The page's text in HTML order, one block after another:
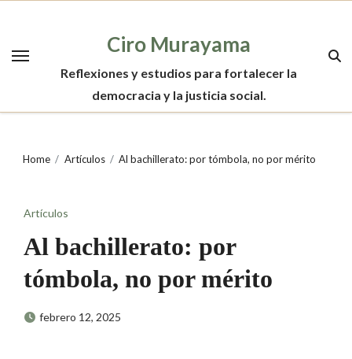
content
Ciro Murayama
Reflexiones y estudios para fortalecer la
democracia y la justicia social.
Home Artículos Al bachillerato: por tómbola, no por mérito
Artículos
Al bachillerato: por
tómbola, no por mérito
febrero 12, 2025